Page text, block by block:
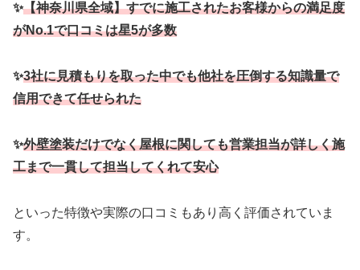
✨【神奈川県全域】すでに施工されたお客様からの満足度
がNo.1で口コミは星5が多数
✨3社に見積もりを取った中でも他社を圧倒する知識量で
信用できて任せられた
✨外壁塗装だけでなく屋根に関しても営業担当が詳しく施
工まで一貫して担当してくれて安心
といった特徴や実際の口コミもあり高く評価されていま
す。